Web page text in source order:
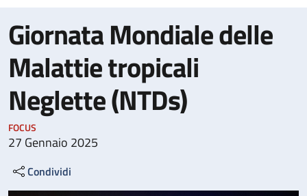
Giornata Mondiale delle
Malattie tropicali
Neglette (NTDs)
FOCUS
27 Gennaio 2025
Condividi